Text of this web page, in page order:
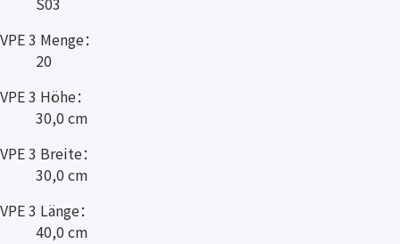
VPE 3 Menge：
20
VPE 3 Höhe：
30,0 cm
VPE 3 Breite：
30,0 cm
VPE 3 Länge：
40,0 cm